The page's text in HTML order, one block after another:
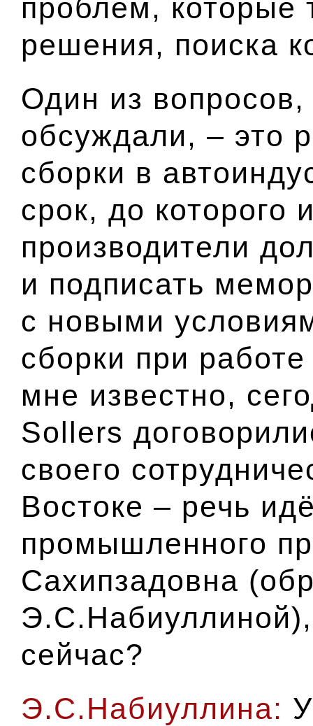
проблем, которые
решения, поиска
Один из
обсуждали, – это
сборки в
срок, до которого
производители
и подписать
с новыми
сборки при
мне известно,
Sollers
своего
Востоке – речь
промышленного
Сахипзадовна
Э.С.Набиуллиной)
сейчас?
Э.С.Набиуллина: